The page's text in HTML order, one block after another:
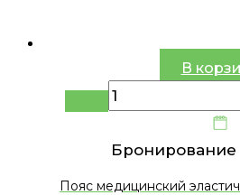
В
Бронирование
Пояс медицинский